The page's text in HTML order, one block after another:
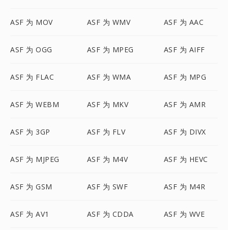
ASF 为 MOV ASF 为 WMV ASF 为 AAC
ASF 为 OGG ASF 为 MPEG ASF 为 AIFF
ASF 为 FLAC ASF 为 WMA ASF 为 MPG
ASF 为 WEBM ASF 为 MKV ASF 为 AMR
ASF 为 3GP ASF 为 FLV ASF 为 DIVX
ASF 为 MJPEG ASF 为 M4V ASF 为 HEVC
ASF 为 GSM ASF 为 SWF ASF 为 M4R
ASF 为 AV1 ASF 为 CDDA ASF 为 WVE